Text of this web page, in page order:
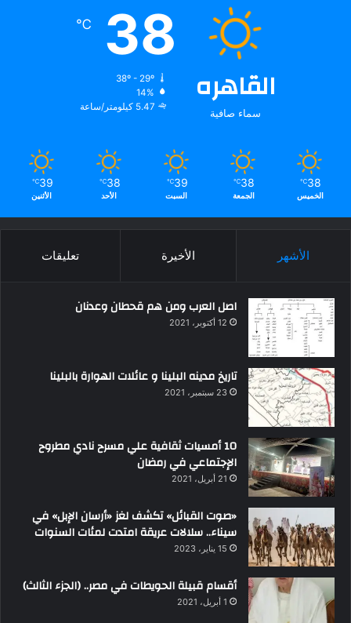
القاهره
سماء صافية
38
℃
38º - 29º
14%
5.47 كيلومتر/ساعة
38
℃
الخميس
38
℃
الجمعة
39
℃
السبت
38
℃
الأحد
39
℃
الأثنين
الأشهر الأخيرة تعليقات
اصل العرب ومن هم قحطان وعدنان
12 أكتوبر، 2021
تاريخ مدينه البلينا و عائلات الهوارة بالبلينا
23 سبتمبر، 2021
10 أمسيات ثقافية علي مسرح نادي مطروح
الإجتماعي في رمضان
21 أبريل، 2021
«صوت القبائل» تكشف لغز «أرسان الإبل» في
سيناء.. سلالات عريقة امتدت لمئات السنوات
15 يناير، 2023
أقسام قبيلة الحويطات في مصر.. (الجزء الثالث)
1 أبريل، 2021